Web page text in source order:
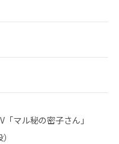
マル秘の密子さん」